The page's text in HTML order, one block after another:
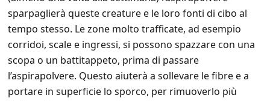
sparpaglierà queste creature e le loro fonti di cibo al
tempo stesso. Le zone molto trafficate, ad esempio
corridoi, scale e ingressi, si possono spazzare con una
scopa o un battitappeto, prima di passare
l’aspirapolvere. Questo aiuterà a sollevare le fibre e a
portare in superficie lo sporco, per rimuoverlo più